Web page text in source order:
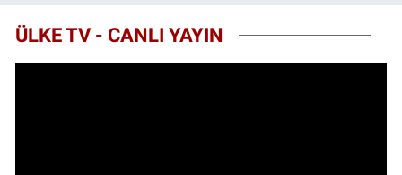
ÜLKE TV - CANLI YAYIN